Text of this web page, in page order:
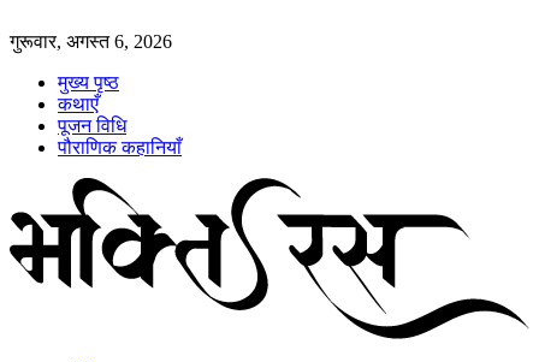
गुरूवार, अगस्त 6, 2026
मुख्य पृष्ठ
कथाएँ
पूजन विधि
पौराणिक कहानियाँ